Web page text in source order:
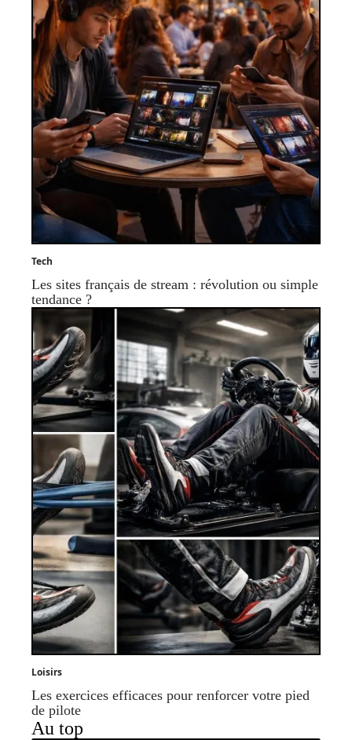
Tech
Les sites français de stream : révolution ou simple
tendance ?
Loisirs
Les exercices efficaces pour renforcer votre pied
de pilote
Au top